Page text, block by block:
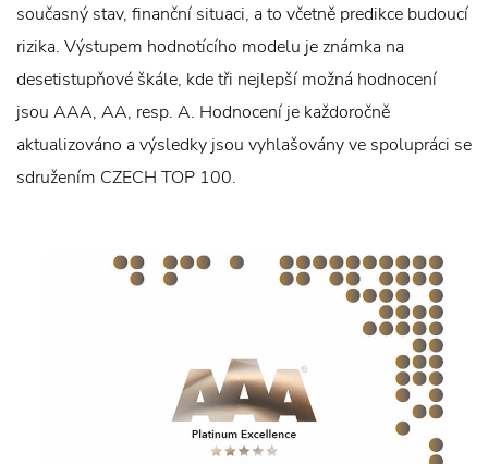
současný stav, finanční situaci, a to včetně predikce budoucí
rizika. Výstupem hodnotícího modelu je známka na
desetistupňové škále, kde tři nejlepší možná hodnocení
jsou AAA, AA, resp. A. Hodnocení je každoročně
aktualizováno a výsledky jsou vyhlašovány ve spolupráci se
sdružením CZECH TOP 100.